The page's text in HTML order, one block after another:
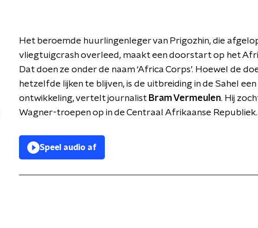
Het beroemde huurlingenleger van Prigozhin, die
vliegtuigcrash overleed, maakt een doorstart op het
Dat doen ze onder de naam ‘Africa Corps’. Hoewel de
hetzelfde lijken te blijven, is de uitbreiding in de Sahel
ontwikkeling, vertelt journalist Bram Vermeulen. Hij
Wagner-troepen op in de Centraal Afrikaanse Republiek.
Speel audio af